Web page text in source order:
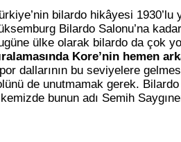
bilardo hikâyesi 1930’lu
Bilardo Salonu’na
ülke olarak bilardo da çok
Kore’nin hemen
dallarının bu seviyelere
de unutmamak gerek.
bunun adı Semih